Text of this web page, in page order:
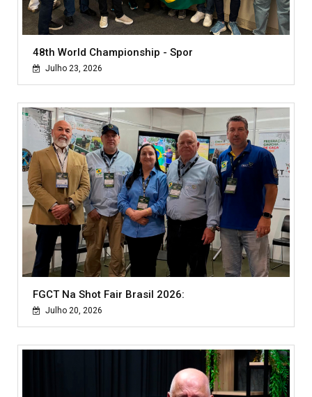
48th World Championship - Spor
Julho 23, 2026
FGCT Na Shot Fair Brasil 2026:
Julho 20, 2026